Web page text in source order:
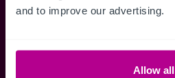
and to improve our advertising.
Allow all
Erhalten Sie Zugriff auf alle